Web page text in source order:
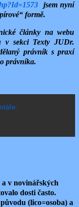
jsem nyní
formě.
články na webu
v sekci Texty JUDr.
právník s praxí
právníka.
a v novinářských
dosti často.
(lico=osoba) a